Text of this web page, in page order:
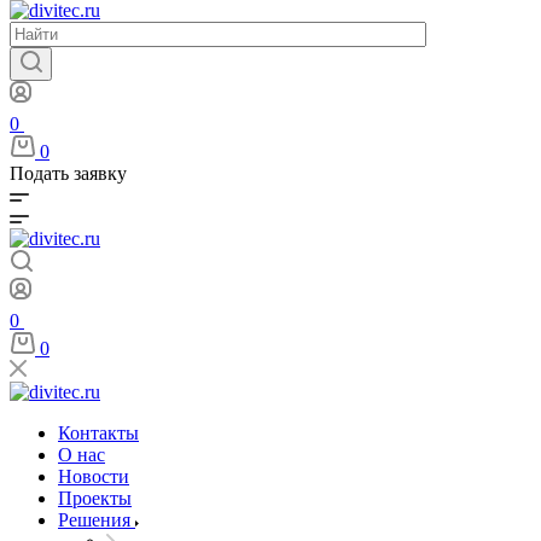
0
0
Подать заявку
0
0
Контакты
О нас
Новости
Проекты
Решения